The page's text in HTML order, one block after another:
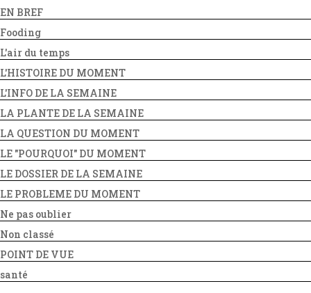
EN BREF
Fooding
L'air du temps
L'HISTOIRE DU MOMENT
L'INFO DE LA SEMAINE
LA PLANTE DE LA SEMAINE
LA QUESTION DU MOMENT
LE "POURQUOI" DU MOMENT
LE DOSSIER DE LA SEMAINE
LE PROBLEME DU MOMENT
Ne pas oublier
Non classé
POINT DE VUE
santé